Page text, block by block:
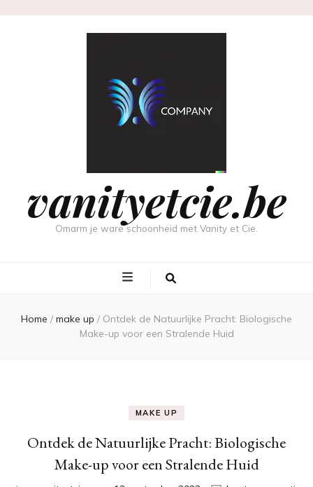
vanityetcie.be
Omarm je ware schoonheid met Vanity et Cie.
Home / make up / Ontdek de Natuurlijke Pracht: Biologische
Make-up voor een Stralende Huid
MAKE UP
Ontdek de Natuurlijke Pracht: Biologische
Make-up voor een Stralende Huid